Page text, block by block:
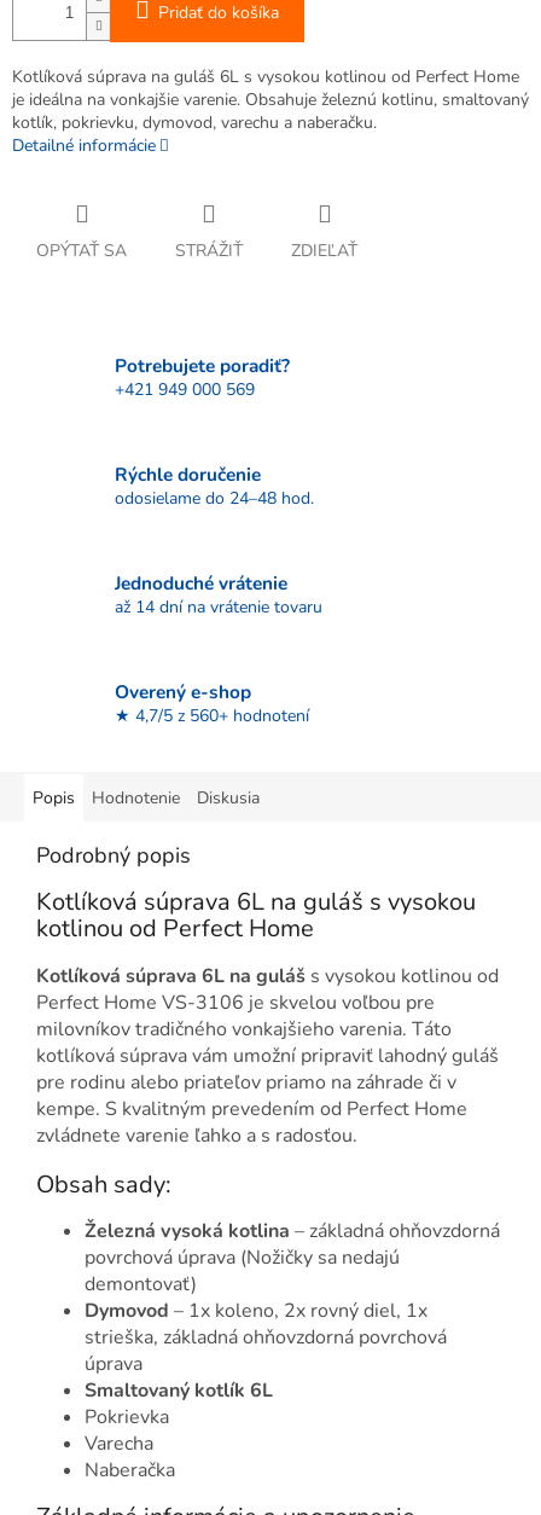
Pridať do košíka
Kotlíková súprava na guláš 6L s vysokou kotlinou od Perfect Home
je ideálna na vonkajšie varenie. Obsahuje železnú kotlinu, smaltovaný
kotlík, pokrievku, dymovod, varechu a naberačku.
Detailné informácie
OPÝTAŤ SA STRÁŽIŤ ZDIEĽAŤ
Potrebujete poradiť?
+421 949 000 569
Rýchle doručenie
odosielame do 24–48 hod.
Jednoduché vrátenie
až 14 dní na vrátenie tovaru
Overený e-shop
★ 4,7/5 z 560+ hodnotení
Popis Hodnotenie Diskusia
Podrobný popis
Kotlíková súprava 6L na guláš s vysokou
kotlinou od Perfect Home
Kotlíková súprava 6L na guláš s vysokou kotlinou od
Perfect Home VS-3106 je skvelou voľbou pre
milovníkov tradičného vonkajšieho varenia. Táto
kotlíková súprava vám umožní pripraviť lahodný guláš
pre rodinu alebo priateľov priamo na záhrade či v
kempe. S kvalitným prevedením od Perfect Home
zvládnete varenie ľahko a s radosťou.
Obsah sady:
Železná vysoká kotlina – základná ohňovzdorná
povrchová úprava (Nožičky sa nedajú
demontovať)
Dymovod – 1x koleno, 2x rovný diel, 1x
strieška, základná ohňovzdorná povrchová
úprava
Smaltovaný kotlík 6L
Pokrievka
Varecha
Naberačka